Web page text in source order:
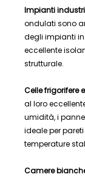
Impianti
ondulati sono
degli impianti
eccellente
strutturale.
Celle frigorifere
al loro
umidità, i
ideale per
temperature
Camere